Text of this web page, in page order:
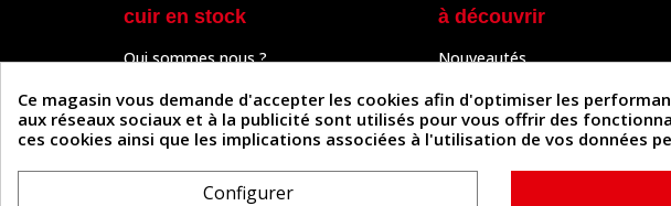
cuir en stock
Qui sommes nous ?
Paiement sécurisé
Un problème de connexion ?
Frais de livraison
Formulaire de rétractation
à découvrir
Nouveautés
Outils & Accessoires
Tutos
Actualités
Ce magasin vous demande d'accepter les cookies afin d'optimiser les
aux réseaux sociaux et à la publicité sont utilisés pour vous offrir des
ces cookies ainsi que les implications associées à l'utilisation de vos données
Configurer